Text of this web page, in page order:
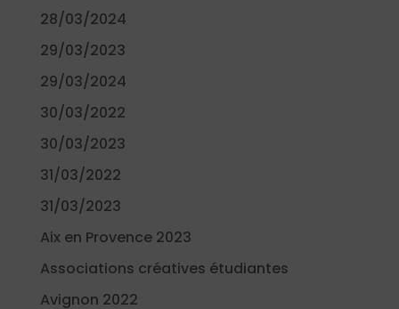
28/03/2024
29/03/2023
29/03/2024
30/03/2022
30/03/2023
31/03/2022
31/03/2023
Aix en Provence 2023
Associations créatives étudiantes
Avignon 2022